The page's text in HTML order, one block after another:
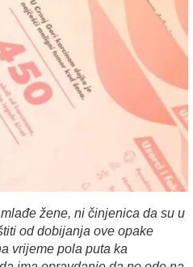
žene, ni činjenica da su u
od dobijanja ove opake
vrijeme pola puta ka